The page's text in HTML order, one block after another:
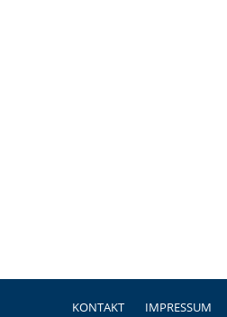
Fußzeile
KONTAKT IMPRESSUM